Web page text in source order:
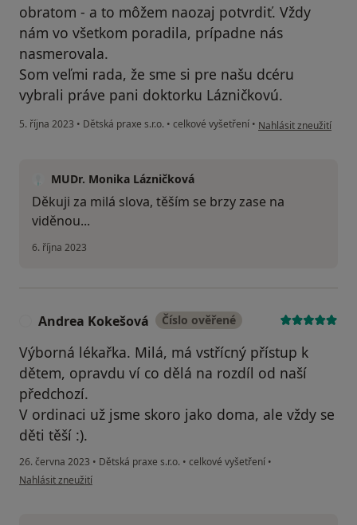
obratom - a to môžem naozaj potvrdiť. Vždy
nám vo všetkom poradila, prípadne nás
nasmerovala.
Som veľmi rada, že sme si pre našu dcéru
vybrali práve pani doktorku Lázničkovú.
5. října 2023 • Dětská praxe s.r.o. • celkové vyšetření • podle názoru
Nahlásit zneužití
MUDr. Monika Lázničková
Děkuji za milá slova, těším se brzy zase na
viděnou...
6. října 2023
Andrea Kokešová Číslo ověřené
Výborná lékařka. Milá, má vstřícný přístup k
dětem, opravdu ví co dělá na rozdíl od naší
předchozí.
V ordinaci už jsme skoro jako doma, ale vždy se
děti těší :).
26. června 2023 • Dětská praxe s.r.o. • celkové vyšetření •
podle názoru uživatele Andrea Kokešová
Nahlásit zneužití